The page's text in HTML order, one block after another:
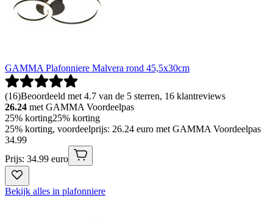
GAMMA Plafonniere Malvera rond 45,5x30cm
(16)Beoordeeld met 4.7 van de 5 sterren, 16 klantreviews
26.24 met GAMMA Voordeelpas
25% korting25% korting
25% korting, voordeelprijs: 26.24 euro met GAMMA Voordeelpas
34.99
Prijs: 34.99 euro
Bekijk alles in plafonniere